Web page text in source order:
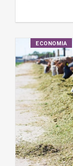
ECONOMIA